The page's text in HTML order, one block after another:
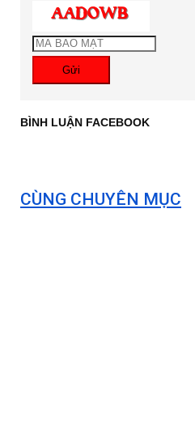
Gửi
BÌNH LUẬN FACEBOOK
CÙNG CHUYÊN MỤC